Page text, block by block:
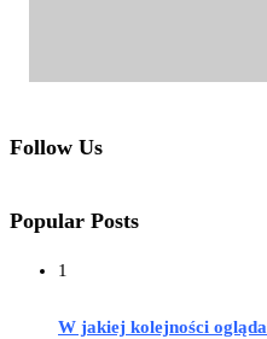
Follow Us
Popular Posts
1
W jakiej kolejności